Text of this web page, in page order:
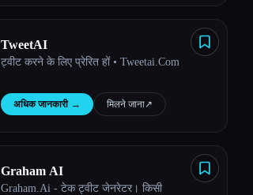
TweetAI
ट्वीट करने के लिए प्रेरित हों • Tweetai.Com
अधिक जानकारी → मिलने जाना↗︎
Graham AI
Graham.Ai - टेक ट्वीट जेनरेटर। किसी